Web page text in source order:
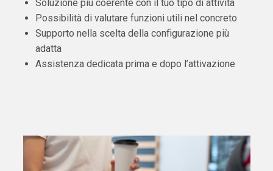
Soluzione più coerente con il tuo tipo di attività
Possibilità di valutare funzioni utili nel concreto
Supporto nella scelta della configurazione più
adatta
Assistenza dedicata prima e dopo l’attivazione